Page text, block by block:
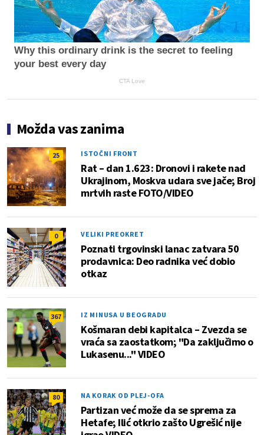
Why this ordinary drink is the secret to feeling
your best every day
CTA Love
Možda vas zanima
25 ISTOČNI FRONT
Rat – dan 1.623: Dronovi i rakete nad
Ukrajinom, Moskva udara sve jače; Broj
mrtvih raste FOTO/VIDEO
0 VELIKI PREOKRET
Poznati trgovinski lanac zatvara 50
prodavnica: Deo radnika već dobio
otkaz
367 IZ MINUSA U BEOGRADU
Košmaran debi kapitalca – Zvezda se
vraća sa zaostatkom; "Da zaključimo o
Lukasenu..." VIDEO
80 NA KORAK OD PLEJ-OFA
Partizan već može da se sprema za
Hetafe; Ilić otkrio zašto Ugrešić nije